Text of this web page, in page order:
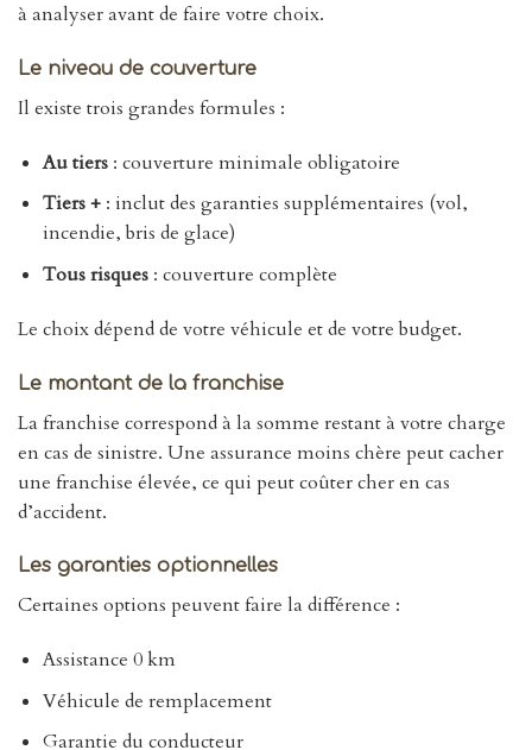
à analyser avant de faire votre choix.
Le niveau de couverture
Il existe trois grandes formules :
Au tiers: couverture minimale obligatoire
Tiers +: inclut des garanties supplémentaires (vol,
incendie, bris de glace)
Tous risques: couverture complète
Le choix dépend de votre véhicule et de votre budget.
Le montant de la franchise
La franchise correspond à la somme restant à votre charge
en cas de sinistre. Une assurance moins chère peut cacher
une franchise élevée, ce qui peut coûter cher en cas
d’accident.
Les garanties optionnelles
Certaines options peuvent faire la différence :
Assistance 0 km
Véhicule de remplacement
Garantie du conducteur